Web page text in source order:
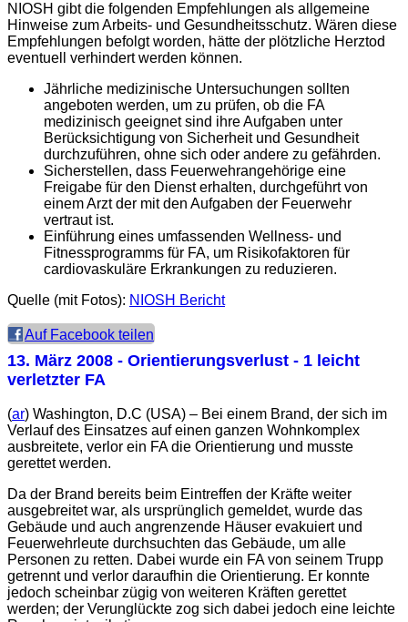
NIOSH gibt die folgenden Empfehlungen als allgemeine
Hinweise zum Arbeits- und Gesundheitsschutz. Wären diese
Empfehlungen befolgt worden, hätte der plötzliche Herztod
eventuell verhindert werden können.
Jährliche medizinische Untersuchungen sollten
angeboten werden, um zu prüfen, ob die FA
medizinisch geeignet sind ihre Aufgaben unter
Berücksichtigung von Sicherheit und Gesundheit
durchzuführen, ohne sich oder andere zu gefährden.
Sicherstellen, dass Feuerwehrangehörige eine
Freigabe für den Dienst erhalten, durchgeführt von
einem Arzt der mit den Aufgaben der Feuerwehr
vertraut ist.
Einführung eines umfassenden Wellness- und
Fitnessprogramms für FA, um Risikofaktoren für
cardiovaskuläre Erkrankungen zu reduzieren.
Quelle (mit Fotos): NIOSH Bericht
Auf Facebook teilen
13. März 2008 - Orientierungsverlust - 1 leicht
verletzter FA
(ar) Washington, D.C (USA) – Bei einem Brand, der sich im
Verlauf des Einsatzes auf einen ganzen Wohnkomplex
ausbreitete, verlor ein FA die Orientierung und musste
gerettet werden.
Da der Brand bereits beim Eintreffen der Kräfte weiter
ausgebreitet war, als ursprünglich gemeldet, wurde das
Gebäude und auch angrenzende Häuser evakuiert und
Feuerwehrleute durchsuchten das Gebäude, um alle
Personen zu retten. Dabei wurde ein FA von seinem Trupp
getrennt und verlor daraufhin die Orientierung. Er konnte
jedoch scheinbar zügig von weiteren Kräften gerettet
werden; der Verunglückte zog sich dabei jedoch eine leichte